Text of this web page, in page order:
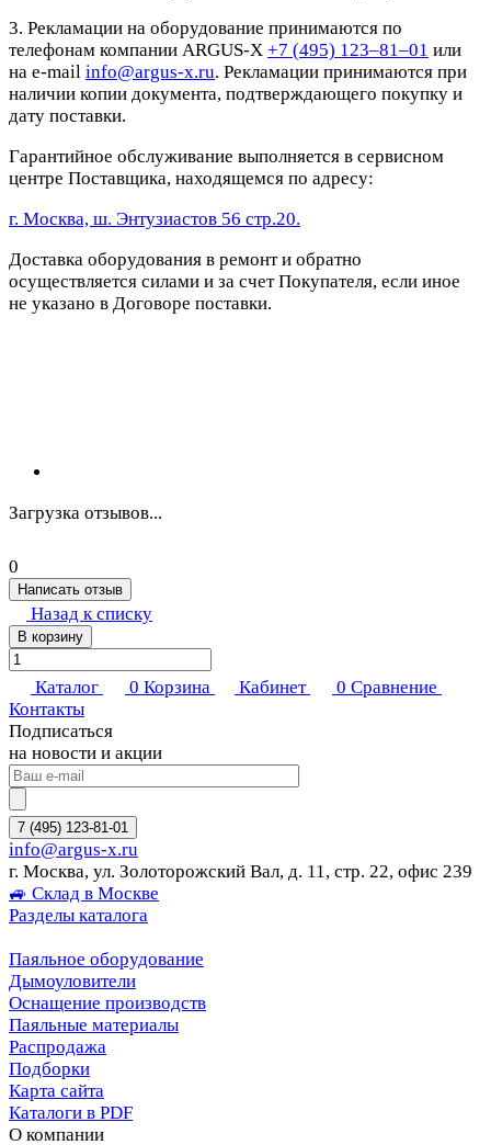
3. Рекламации на оборудование принимаются по
телефонам компании ARGUS-X +7 (495) 123–81–01 или
на e-mail info@argus-x.ru. Рекламации принимаются при
наличии копии документа, подтверждающего покупку и
дату поставки.
Гарантийное обслуживание выполняется в сервисном
центре Поставщика, находящемся по адресу:
г. Москва, ш. Энтузиастов 56 стр.20.
Доставка оборудования в ремонт и обратно
осуществляется силами и за счет Покупателя, если иное
не указано в Договоре поставки.
Загрузка отзывов...
0
Написать отзыв
Назад к списку
В корзину
Каталог 0 Корзина Кабинет 0 Сравнение
Контакты
Подписаться
на новости и акции
7 (495) 123-81-01
info@argus-x.ru
г. Москва, ул. Золоторожский Вал, д. 11, стр. 22, офис 239
🚙 Склад в Москве
Разделы каталога
Паяльное оборудование
Дымоуловители
Оснащение производств
Паяльные материалы
Распродажа
Подборки
Карта сайта
Каталоги в PDF
О компании